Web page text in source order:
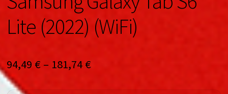
Lite (2022) (WiFi)
94,49 € – 181,74 €